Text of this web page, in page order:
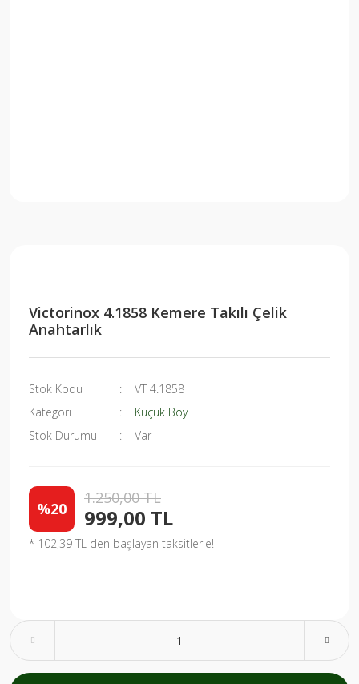
Victorinox 4.1858 Kemere Takılı Çelik
Anahtarlık
Stok Kodu
VT 4.1858
Kategori
Küçük Boy
Stok Durumu
Var
%20
1.250,00 TL
999,00 TL
* 102,39 TL den başlayan taksitlerle!